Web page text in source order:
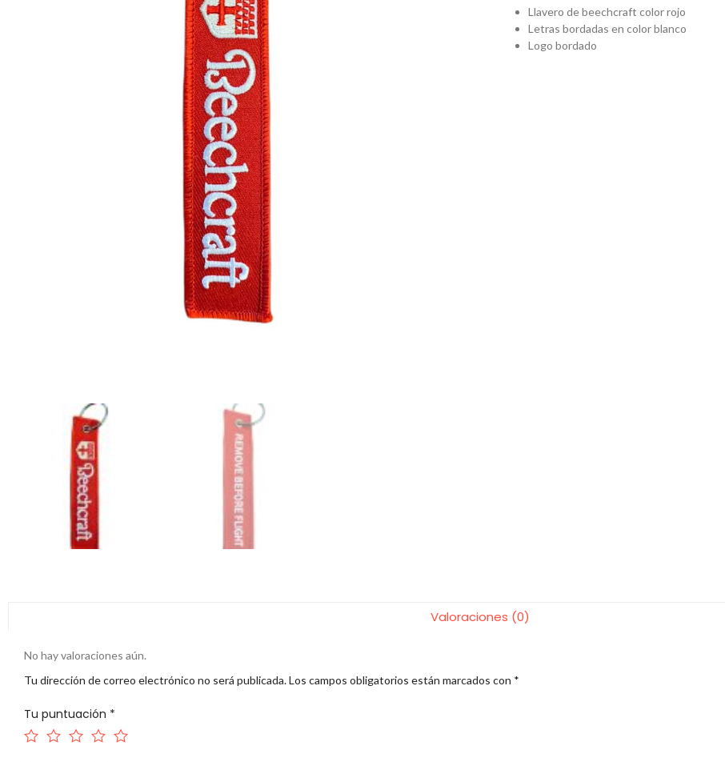
Llavero de beechcraft color rojo
Letras bordadas en color blanco
Logo bordado
Valoraciones (0)
No hay valoraciones aún.
Tu dirección de correo electrónico no será publicada.Los campos obligatorios están marcados con *
Tu puntuación *